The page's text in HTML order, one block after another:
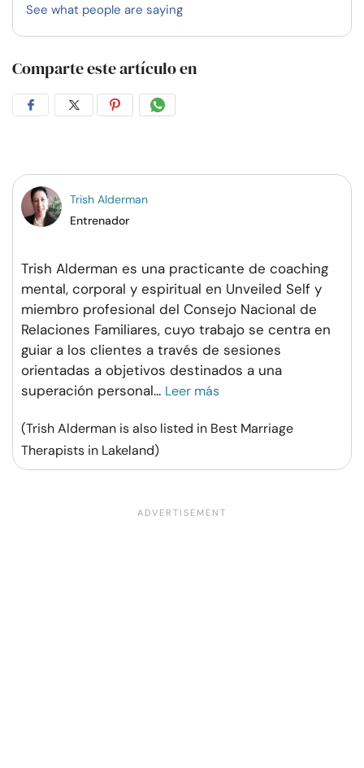
See what people are saying
Comparte este artículo en
CompartirCompartirCompartirCompartir
Trish Alderman
Entrenador
Trish Alderman es una practicante de coaching
mental, corporal y espiritual en Unveiled Self y
miembro profesional del Consejo Nacional de
Relaciones Familiares, cuyo trabajo se centra en
guiar a los clientes a través de sesiones
orientadas a objetivos destinados a una
superación personal... Leer más
(Trish Alderman is also listed in Best Marriage
Therapists in Lakeland)